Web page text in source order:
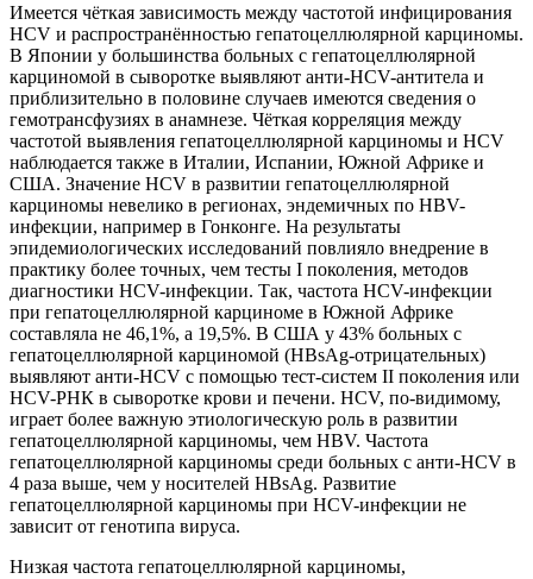
Имеется чёткая зависимость между частотой инфицирования
HCV и распространённостью гепатоцеллюлярной карциномы.
В Японии у большинства больных с гепатоцеллюлярной
карциномой в сыворотке выявляют анти-НСV-антитела и
приблизительно в половине случаев имеются сведения о
гемотрансфузиях в анамнезе. Чёткая корреляция между
частотой выявления гепатоцеллюлярной карциномы и HCV
наблюдается также в Италии, Испании, Южной Африке и
США. Значение HCV в развитии гепатоцеллюлярной
карциномы невелико в регионах, эндемичных по HBV-
инфекции, например в Гонконге. На результаты
эпидемиологических исследований повлияло внедрение в
практику более точных, чем тесты I поколения, методов
диагностики HCV-инфекции. Так, частота HCV-инфекции
при гепатоцеллюлярной карциноме в Южной Африке
составляла не 46,1%, а 19,5%. В США у 43% больных с
гепатоцеллюлярной карциномой (HBsAg-отрицательных)
выявляют анти-HCV с помощью тест-систем II поколения или
HCV-РНК в сыворотке крови и печени. HCV, по-видимому,
играет более важную этиологическую роль в развитии
гепатоцеллюлярной карциномы, чем HBV. Частота
гепатоцеллюлярной карциномы среди больных с анти-HCV в
4 раза выше, чем у носителей HBsAg. Развитие
гепатоцеллюлярной карциномы при HCV-инфекции не
зависит от генотипа вируса.
Низкая частота гепатоцеллюлярной карциномы,